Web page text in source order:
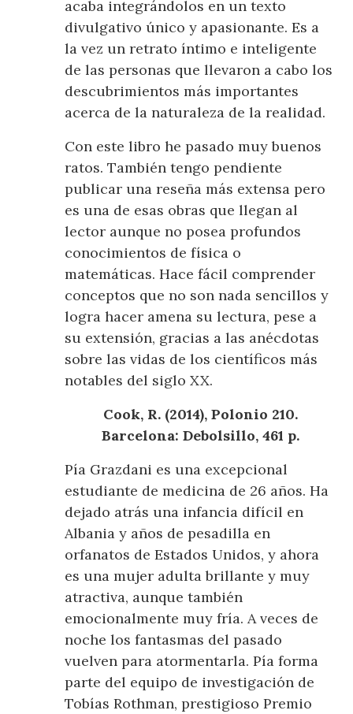
acaba integrándolos en un texto
divulgativo único y apasionante. Es a
la vez un retrato íntimo e inteligente
de las personas que llevaron a cabo los
descubrimientos más importantes
acerca de la naturaleza de la realidad.
Con este libro he pasado muy buenos
ratos. También tengo pendiente
publicar una reseña más extensa pero
es una de esas obras que llegan al
lector aunque no posea profundos
conocimientos de física o
matemáticas. Hace fácil comprender
conceptos que no son nada sencillos y
logra hacer amena su lectura, pese a
su extensión, gracias a las anécdotas
sobre las vidas de los científicos más
notables del siglo XX.
Cook, R. (2014), Polonio 210.
Barcelona: Debolsillo, 461 p.
Pía Grazdani es una excepcional
estudiante de medicina de 26 años. Ha
dejado atrás una infancia difícil en
Albania y años de pesadilla en
orfanatos de Estados Unidos, y ahora
es una mujer adulta brillante y muy
atractiva, aunque también
emocionalmente muy fría. A veces de
noche los fantasmas del pasado
vuelven para atormentarla. Pía forma
parte del equipo de investigación de
Tobías Rothman, prestigioso Premio